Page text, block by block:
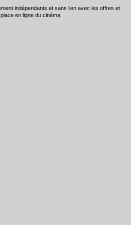
indépendants et sans lien avec les offres et
en ligne du cinéma.